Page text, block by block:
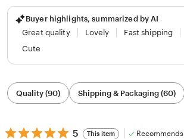
Buyer highlights, summarized by AI
Great quality
Lovely Fast shipping
Cute
Filter
by
category
Quality (90) Shipping & Packaging (60)
5
5 This item Recommends